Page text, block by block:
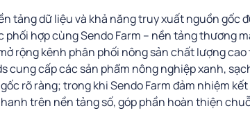
tảng dữ liệu và khả năng truy xuất nguồn gốc
phối hợp cùng Sendo Farm – nền tảng thương
rộng kênh phân phối nông sản chất lượng
cung cấp các sản phẩm nông nghiệp xanh,
rõ ràng; trong khi Sendo Farm đảm nhiệm
trên nền tảng số, góp phần hoàn thiện